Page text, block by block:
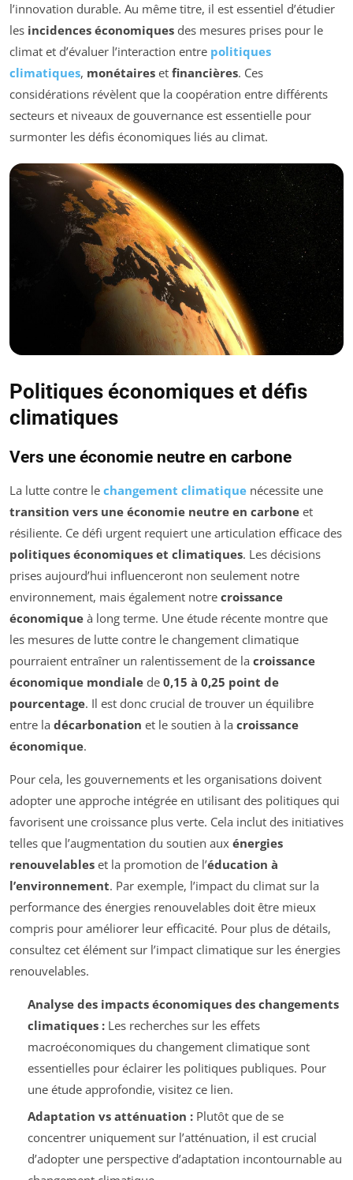
l’innovation durable. Au même titre, il est essentiel d’étudier
les incidences économiques des mesures prises pour le
climat et d’évaluer l’interaction entre politiques
climatiques, monétaires et financières. Ces
considérations révèlent que la coopération entre différents
secteurs et niveaux de gouvernance est essentielle pour
surmonter les défis économiques liés au climat.
Politiques économiques et défis
climatiques
Vers une économie neutre en carbone
La lutte contre le changement climatique nécessite une
transition vers une économie neutre en carbone et
résiliente. Ce défi urgent requiert une articulation efficace des
politiques économiques et climatiques. Les décisions
prises aujourd’hui influenceront non seulement notre
environnement, mais également notre croissance
économique à long terme. Une étude récente montre que
les mesures de lutte contre le changement climatique
pourraient entraîner un ralentissement de la croissance
économique mondiale de 0,15 à 0,25 point de
pourcentage. Il est donc crucial de trouver un équilibre
entre la décarbonation et le soutien à la croissance
économique.
Pour cela, les gouvernements et les organisations doivent
adopter une approche intégrée en utilisant des politiques qui
favorisent une croissance plus verte. Cela inclut des initiatives
telles que l’augmentation du soutien aux énergies
renouvelables et la promotion de l’éducation à
l’environnement. Par exemple, l’impact du climat sur la
performance des énergies renouvelables doit être mieux
compris pour améliorer leur efficacité. Pour plus de détails,
consultez cet élément sur l’impact climatique sur les énergies
renouvelables.
Analyse des impacts économiques des changements
climatiques :Les recherches sur les effets
macroéconomiques du changement climatique sont
essentielles pour éclairer les politiques publiques. Pour
une étude approfondie, visitez ce lien.
Adaptation vs atténuation :Plutôt que de se
concentrer uniquement sur l’atténuation, il est crucial
d’adopter une perspective d’adaptation incontournable au